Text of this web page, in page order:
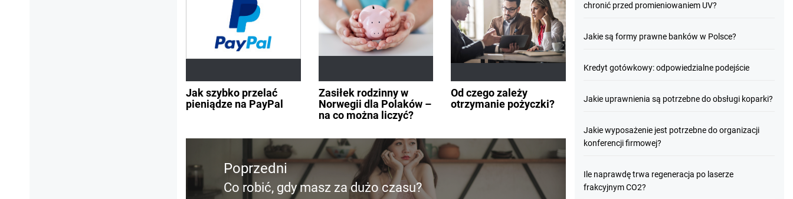
Jak szybko przelać
pieniądze na PayPal
Zasiłek rodzinny w
Norwegii dla Polaków –
na co można liczyć?
Od czego zależy
otrzymanie pożyczki?
Nawigacja
wpisu
Poprzedni
Poprzedni
Co robić, gdy masz za dużo czasu?
chronić przed promieniowaniem UV?
Jakie są formy prawne banków w Polsce?
Kredyt gotówkowy: odpowiedzialne podejście
Jakie uprawnienia są potrzebne do obsługi koparki?
Jakie wyposażenie jest potrzebne do organizacji
konferencji firmowej?
Ile naprawdę trwa regeneracja po laserze
frakcyjnym CO2?